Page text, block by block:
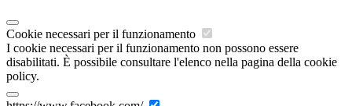
Cookie necessari per il funzionamento
I cookie necessari per il funzionamento non possono essere
disabilitati. È possibile consultare l'elenco nella pagina della cookie
policy.